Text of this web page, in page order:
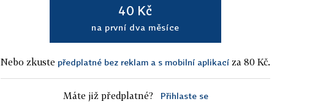
40 Kč
na první dva měsíce
Nebo zkuste předplatné bez reklam a s mobilní aplikací za 80 Kč.
Máte již předplatné? Přihlaste se